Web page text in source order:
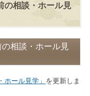
の相談・ホール見
相談・ホール見
ール見学」 を更新しま